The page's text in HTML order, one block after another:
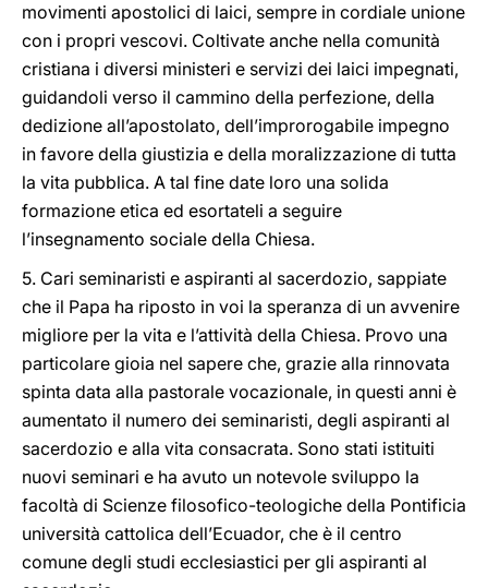
movimenti apostolici di laici, sempre in cordiale unione
con i propri vescovi. Coltivate anche nella comunità
cristiana i diversi ministeri e servizi dei laici impegnati,
guidandoli verso il cammino della perfezione, della
dedizione all’apostolato, dell’improrogabile impegno
in favore della giustizia e della moralizzazione di tutta
la vita pubblica. A tal fine date loro una solida
formazione etica ed esortateli a seguire
l’insegnamento sociale della Chiesa.
5. Cari seminaristi e aspiranti al sacerdozio, sappiate
che il Papa ha riposto in voi la speranza di un avvenire
migliore per la vita e l’attività della Chiesa. Provo una
particolare gioia nel sapere che, grazie alla rinnovata
spinta data alla pastorale vocazionale, in questi anni è
aumentato il numero dei seminaristi, degli aspiranti al
sacerdozio e alla vita consacrata. Sono stati istituiti
nuovi seminari e ha avuto un notevole sviluppo la
facoltà di Scienze filosofico-teologiche della Pontificia
università cattolica dell’Ecuador, che è il centro
comune degli studi ecclesiastici per gli aspiranti al